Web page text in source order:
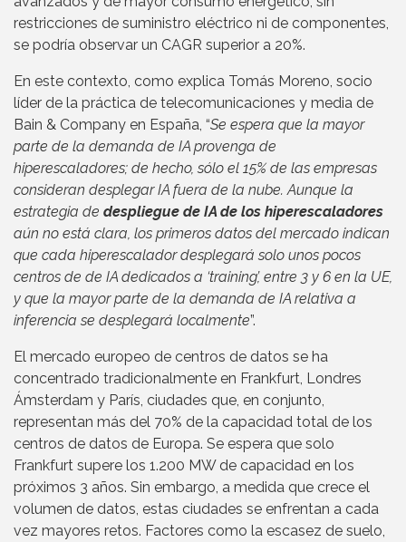
restricciones de suministro eléctrico ni de componentes,
se podría observar un CAGR superior a 20%.
En este contexto, como explica Tomás Moreno, socio
líder de la práctica de telecomunicaciones y media de
Bain & Company en España, “Se espera que la mayor
parte de la demanda de IA provenga de
hiperescaladores; de hecho, sólo el 15% de las empresas
consideran desplegar IA fuera de la nube. Aunque la
estrategia de despliegue de IA de los hiperescaladores
aún no está clara, los primeros datos del mercado indican
que cada hiperescalador desplegará solo unos pocos
centros de de IA dedicados a ‘training’, entre 3 y 6 en la UE,
y que la mayor parte de la demanda de IA relativa a
inferencia se desplegará localmente”.
El mercado europeo de centros de datos se ha
concentrado tradicionalmente en Frankfurt, Londres
Ámsterdam y París, ciudades que, en conjunto,
representan más del 70% de la capacidad total de los
centros de datos de Europa. Se espera que solo
Frankfurt supere los 1.200 MW de capacidad en los
próximos 3 años. Sin embargo, a medida que crece el
volumen de datos, estas ciudades se enfrentan a cada
vez mayores retos. Factores como la escasez de suelo,